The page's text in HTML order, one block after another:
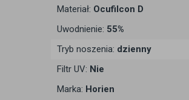
Materiał: Ocufilcon D
Uwodnienie: 55%
Tryb noszenia: dzienny
Filtr UV: Nie
Marka: Horien